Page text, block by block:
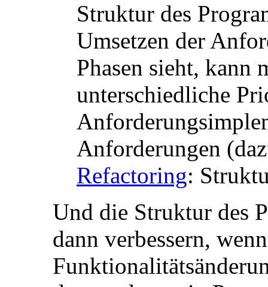
Struktur des
Umsetzen der
Phasen sieht, kann
unterschiedliche
Anforderungen
Refactoring:
Und die Struktur des
dann verbessern,